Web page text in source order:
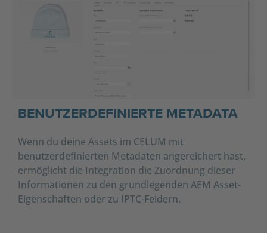
BENUTZERDEFINIERTE METADATA
Wenn du deine Assets im CELUM mit
benutzerdefinierten Metadaten angereichert hast,
ermöglicht die Integration die Zuordnung dieser
Informationen zu den grundlegenden AEM Asset-
Eigenschaften oder zu IPTC-Feldern.